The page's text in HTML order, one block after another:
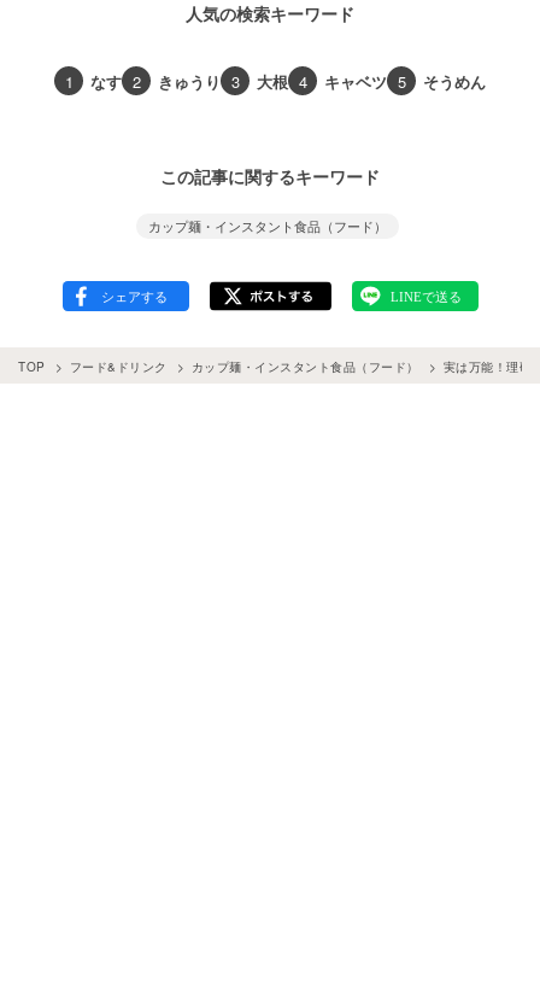
人気の検索キーワード
1 なす 2 きゅうり 3 大根 4 キャベツ 5 そうめん
この記事に関するキーワード
カップ麺・インスタント食品（フード）
TOP フード&ドリンク カップ麺・インスタント食品（フード） 実は万能！理研